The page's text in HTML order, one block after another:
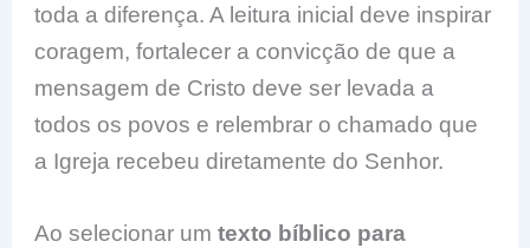
toda a diferença. A leitura inicial deve inspirar
coragem, fortalecer a convicção de que a
mensagem de Cristo deve ser levada a
todos os povos e relembrar o chamado que
a Igreja recebeu diretamente do Senhor.
Ao selecionar umtexto bíblico para